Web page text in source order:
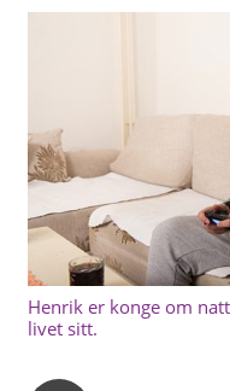
Henrik er konge om
livet sitt.